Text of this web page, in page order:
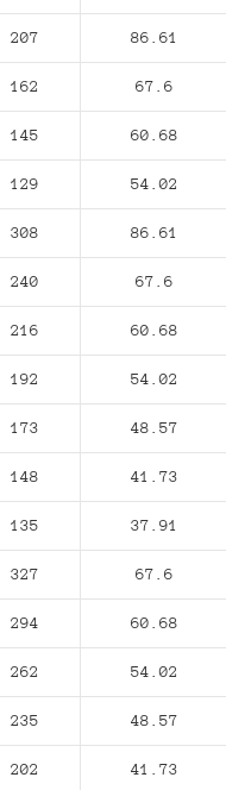
207 86.61
162 67.6
145 60.68
129 54.02
308 86.61
240 67.6
216 60.68
192 54.02
173 48.57
148 41.73
135 37.91
327 67.6
294 60.68
262 54.02
235 48.57
202 41.73